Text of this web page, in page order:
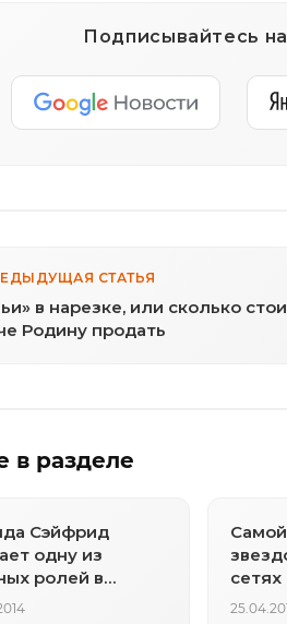
Подписывайтесь
СТАТЬЯ
в нарезке, или сколько
Родину продать
в разделе
Сэйфрид
одну из
ролей в
«Питера